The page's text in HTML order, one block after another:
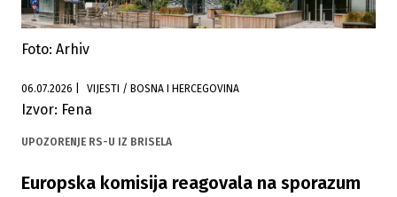
Foto: Arhiv
06.07.2026 VIJESTI / BOSNA I HERCEGOVINA
Izvor: Fena
UPOZORENJE RS-U IZ BRISELA
Europska komisija reagovala na sporazum